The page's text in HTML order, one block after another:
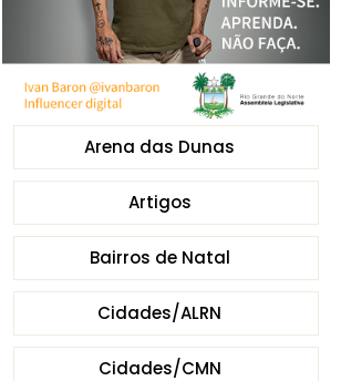
Arena das Dunas
Artigos
Bairros de Natal
Cidades/ALRN
Cidades/CMN